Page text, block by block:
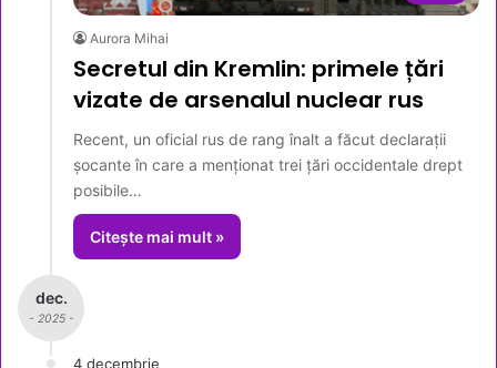
Aurora Mihai
Secretul din Kremlin: primele țări
vizate de arsenalul nuclear rus
Recent, un oficial rus de rang înalt a făcut declarații
șocante în care a menționat trei țări occidentale drept
posibile…
Citește mai mult »
dec.
- 2025 -
4 decembrie